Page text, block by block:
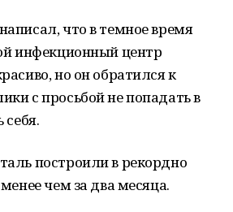
что в темное время
инфекционный центр
но он обратился к
с просьбой не попадать в
себя.
построили в рекордно
чем за два месяца.